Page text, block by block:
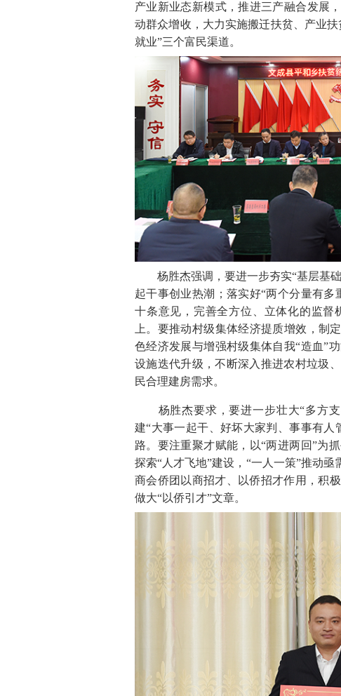
产业新业态新模式，推进三产融合发展
动群众增收，大力实施搬迁扶贫、产业
就业”三个富民渠道。
杨胜杰强调，要进一步夯实“基层基础
起干事创业热潮；落实好“两个分量有
十条意见，完善全方位、立体化的监督
上。要推动村级集体经济提质增效，制
色经济发展与增强村级集体自我“造血”
设施迭代升级，不断深入推进农村垃圾
民合理建房需求。
杨胜杰要求，要进一步壮大“多方支
建“大事一起干、好坏大家判、事事有
路。要注重聚才赋能，以“两进两回”为
探索“人才飞地”建设，“一人一策”推动
商会侨团以商招才、以侨招才作用，积
做大“以侨引才”文章。